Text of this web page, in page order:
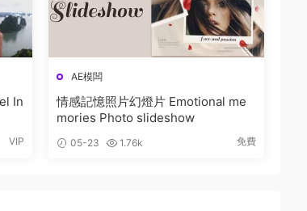
In
VIP
AE模闆
情感記憶照片幻燈片 Emotional me
mories Photo slideshow
05-23 1.76k 免費